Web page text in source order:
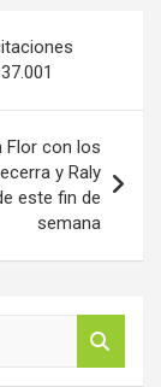
Flor con los
y Raly
este fin de
semana